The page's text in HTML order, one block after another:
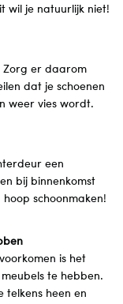
wil je natuurlijk niet!
Zorg er daarom
dat je schoenen
weer vies wordt.
een
bij binnenkomst
schoonmaken!
is het
te hebben.
telkens heen en